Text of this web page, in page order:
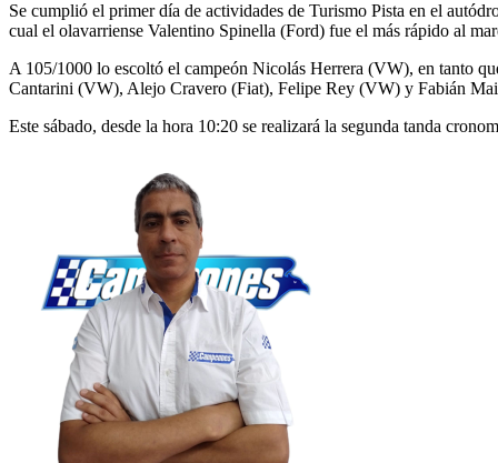
Se cumplió el primer día de actividades de Turismo Pista en el
cual el olavarriense Valentino Spinella (Ford) fue el más rápido al
A 105/1000 lo escoltó el campeón Nicolás Herrera (VW), en tanto
Cantarini (VW), Alejo Cravero (Fiat), Felipe Rey (VW) y Fabián
Este sábado, desde la hora 10:20 se realizará la segunda tanda